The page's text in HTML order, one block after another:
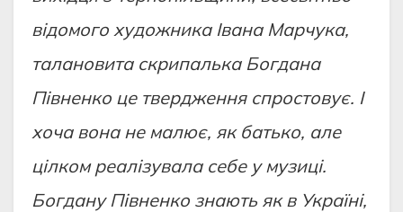
відомого художникаІвана Марчука,
талановита скрипалька Богдана
Півненко це твердження спростовує. І
хоча вона не малює, як батько, але
цілком реалізувала себе у музиці.
Богдану Півненко знають як в Україні,